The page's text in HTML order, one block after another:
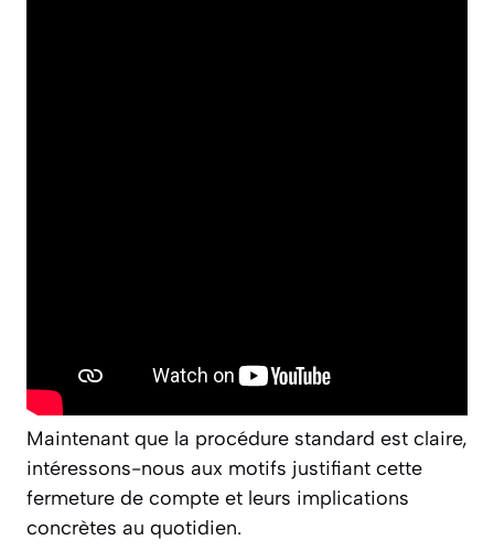
Maintenant que la procédure standard est claire,
intéressons-nous aux motifs justifiant cette
fermeture de compte et leurs implications
concrètes au quotidien.